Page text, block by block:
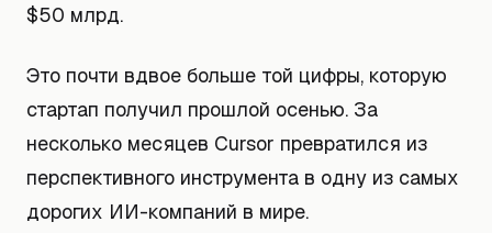
$50 млрд.
Это почти вдвое больше той цифры, которую
стартап получил прошлой осенью. За
несколько месяцев Cursor превратился из
перспективного инструмента в одну из самых
дорогих ИИ-компаний в мире.